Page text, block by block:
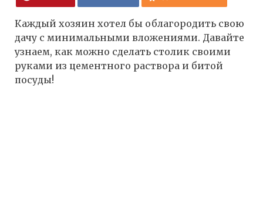
Каждый хозяин хотел бы облагородить свою
дачу с минимальными вложениями. Давайте
узнаем, как можно сделать столик своими
руками из цементного раствора и битой
посуды!